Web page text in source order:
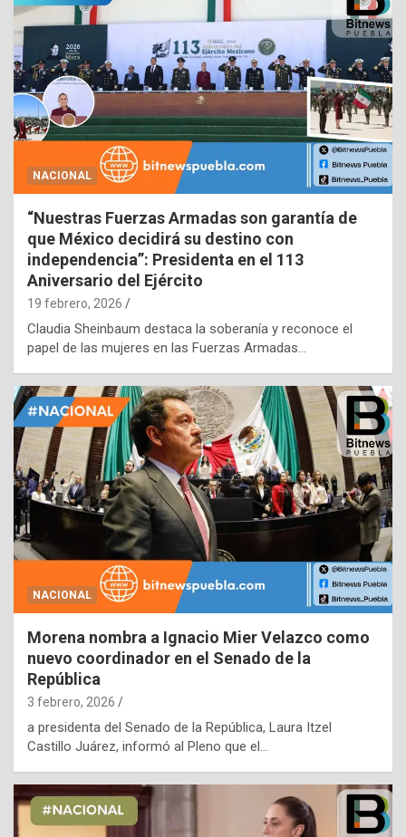
NACIONAL
“Nuestras Fuerzas Armadas son garantía de
que México decidirá su destino con
independencia”: Presidenta en el 113
Aniversario del Ejército
19 febrero, 2026
Claudia Sheinbaum destaca la soberanía y reconoce el
papel de las mujeres en las Fuerzas Armadas…
NACIONAL
Morena nombra a Ignacio Mier Velazco como
nuevo coordinador en el Senado de la
República
3 febrero, 2026
a presidenta del Senado de la República, Laura Itzel
Castillo Juárez, informó al Pleno que el…